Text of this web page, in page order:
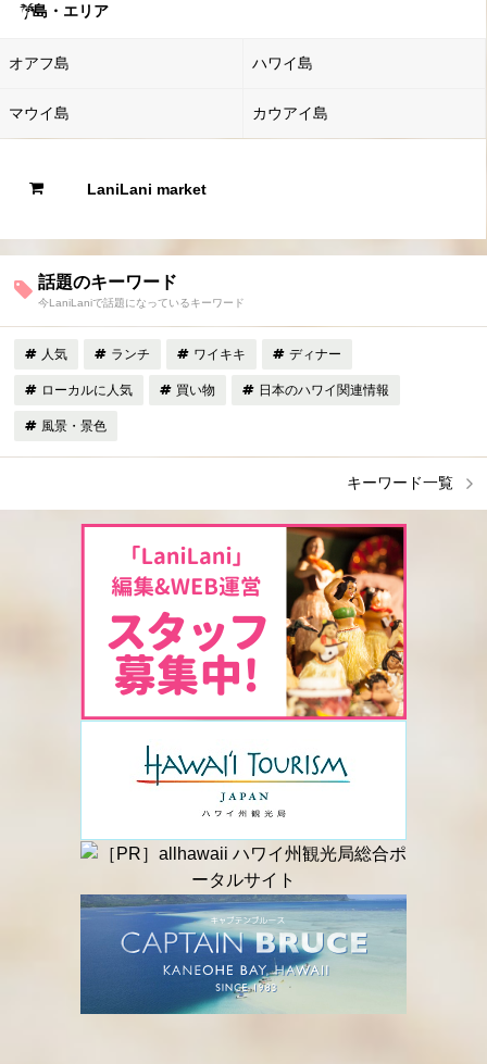
島・エリア
オアフ島 ハワイ島
マウイ島 カウアイ島
LaniLani market
話題のキーワード
今LaniLaniで話題になっているキーワード
人気 ランチ ワイキキ ディナー
ローカルに人気 買い物 日本のハワイ関連情報
風景・景色
キーワード一覧